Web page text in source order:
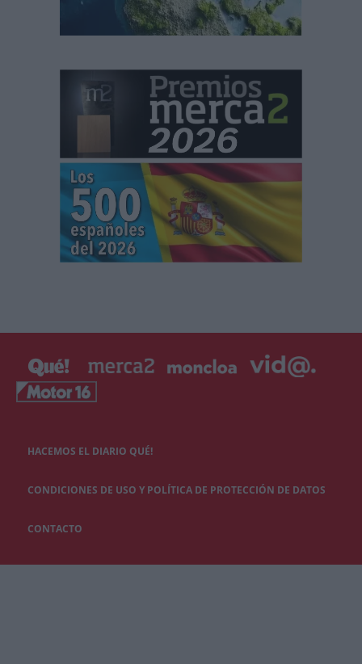
HACEMOS EL DIARIO QUÉ!
CONDICIONES DE USO Y POLÍTICA DE PROTECCIÓN DE DATOS
CONTACTO